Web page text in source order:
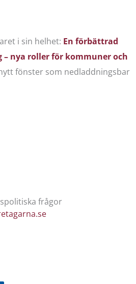
i sin helhet: En förbättrad
nya roller för kommuner och
fönster som nedladdningsbar
frågor